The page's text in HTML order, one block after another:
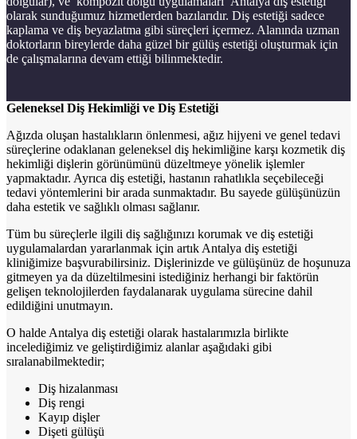
olarak sunduğumuz hizmetlerden bazılarıdır. Diş estetiği sadece
kaplama ve diş beyazlatma gibi süreçleri içermez. Alanında uzman
doktorların bireylerde daha güzel bir gülüş estetiği oluşturmak için
de çalışmalarına devam ettiği bilinmektedir.
Geleneksel Diş Hekimliği ve Diş Estetiği
Ağızda oluşan hastalıkların önlenmesi, ağız hijyeni ve genel tedavi
süreçlerine odaklanan geleneksel diş hekimliğine karşı kozmetik diş
hekimliği dişlerin görünümünü düzeltmeye yönelik işlemler
yapmaktadır. Ayrıca diş estetiği, hastanın rahatlıkla seçebileceği
tedavi yöntemlerini bir arada sunmaktadır. Bu sayede gülüşünüzün
daha estetik ve sağlıklı olması sağlanır.
Tüm bu süreçlerle ilgili diş sağlığınızı korumak ve diş estetiği
uygulamalardan yararlanmak için artık Antalya diş estetiği
kliniğimize başvurabilirsiniz. Dişlerinizde ve gülüşünüz de hoşunuza
gitmeyen ya da düzeltilmesini istediğiniz herhangi bir faktörün
gelişen teknolojilerden faydalanarak uygulama sürecine dahil
edildiğini unutmayın.
O halde Antalya diş estetiği olarak hastalarımızla birlikte
incelediğimiz ve geliştirdiğimiz alanlar aşağıdaki gibi
sıralanabilmektedir;
Diş hizalanması
Diş rengi
Kayıp dişler
Dişeti gülüşü